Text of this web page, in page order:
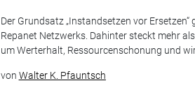
Der Grundsatz „Instandsetzen vor
Repanet Netzwerks. Dahinter steckt mehr
um Werterhalt, Ressourcenschonung und
von Walter K. Pfauntsch